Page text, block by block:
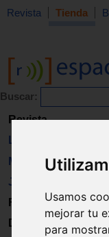
Usamos
mejorar tu
para
Revista Tienda
Buscar:
Revista
Libros
Material
Juguetes
Formación
Directorio